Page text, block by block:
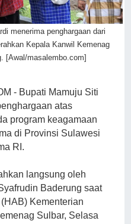
menerima penghargaan dari
Kepala Kanwil Kemenag
[Awal/masalembo.com]
- Bupati Mamuju Siti
atas
program keagamaan
di Provinsi Sulawesi
RI.
langsung oleh
Baderung saat
Kementerian
Sulbar, Selasa